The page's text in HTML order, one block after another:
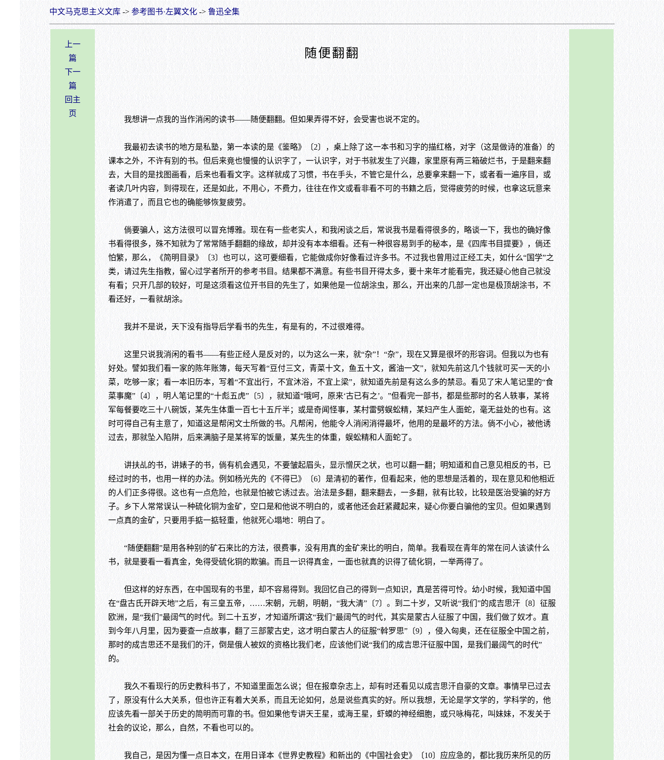
中文马克思主义文库 -> 参考图书·左翼文化 -> 鲁迅全集
上一
篇
下一
篇
回主
页
随便翻翻
我想讲一点我的当作消闲的读书——随便翻翻。但如果弄得不好，会受害也说不定的。
我最初去读书的地方是私塾，第一本读的是《鉴略》〔2〕，桌上除了这一本书和习字的描红格，对字（这是做诗的准备）的
课本之外，不许有别的书。但后来竟也慢慢的认识字了，一认识字，对于书就发生了兴趣，家里原有两三箱破烂书，于是翻来翻
去，大目的是找图画看，后来也看看文字。这样就成了习惯，书在手头，不管它是什么，总要拿来翻一下，或者看一遍序目，或
者读几叶内容，到得现在，还是如此，不用心，不费力，往往在作文或看非看不可的书籍之后，觉得疲劳的时候，也拿这玩意来
作消遣了，而且它也的确能够恢复疲劳。
倘要骗人，这方法很可以冒充博雅。现在有一些老实人，和我闲谈之后，常说我书是看得很多的，略谈一下，我也的确好像
书看得很多，殊不知就为了常常随手翻翻的缘故，却并没有本本细看。还有一种很容易到手的秘本，是《四库书目提要》，倘还
怕繁，那么，《简明目录》〔3〕也可以，这可要细看，它能做成你好像看过许多书。不过我也曾用过正经工夫，如什么“国学”之
类，请过先生指教，留心过学者所开的参考书目。结果都不满意。有些书目开得太多，要十来年才能看完，我还疑心他自己就没
有看；只开几部的较好，可是这须看这位开书目的先生了，如果他是一位胡涂虫，那么，开出来的几部一定也是极顶胡涂书，不
看还好，一看就胡涂。
我并不是说，天下没有指导后学看书的先生，有是有的，不过很难得。
这里只说我消闲的看书——有些正经人是反对的，以为这么一来，就“杂”！“杂”，现在又算是很坏的形容词。但我以为也有
好处。譬如我们看一家的陈年账簿，每天写着“豆付三文，青菜十文，鱼五十文，酱油一文”，就知先前这几个钱就可买一天的小
菜，吃够一家；看一本旧历本，写着“不宜出行，不宜沐浴，不宜上梁”，就知道先前是有这么多的禁忌。看见了宋人笔记里的“食
菜事魔”〔4〕，明人笔记里的“十彪五虎”〔5〕，就知道“哦呵，原来‘古已有之’。”但看完一部书，都是些那时的名人轶事，某将
军每餐要吃三十八碗饭，某先生体重一百七十五斤半；或是奇闻怪事，某村雷劈蜈蚣精，某妇产生人面蛇，毫无益处的也有。这
时可得自己有主意了，知道这是帮闲文士所做的书。凡帮闲，他能令人消闲消得最坏，他用的是最坏的方法。倘不小心，被他诱
过去，那就坠入陷阱，后来满脑子是某将军的饭量，某先生的体重，蜈蚣精和人面蛇了。
讲扶乩的书，讲婊子的书，倘有机会遇见，不要皱起眉头，显示憎厌之状，也可以翻一翻；明知道和自己意见相反的书，已
经过时的书，也用一样的办法。例如杨光先的《不得已》〔6〕是清初的著作，但看起来，他的思想是活着的，现在意见和他相近
的人们正多得很。这也有一点危险，也就是怕被它诱过去。治法是多翻，翻来翻去，一多翻，就有比较，比较是医治受骗的好方
子。乡下人常常误认一种硫化铜为金矿，空口是和他说不明白的，或者他还会赶紧藏起来，疑心你要白骗他的宝贝。但如果遇到
一点真的金矿，只要用手掂一掂轻重，他就死心塌地：明白了。
“随便翻翻”是用各种别的矿石来比的方法，很费事，没有用真的金矿来比的明白，简单。我看现在青年的常在问人该读什么
书，就是要看一看真金，免得受硫化铜的欺骗。而且一识得真金，一面也就真的识得了硫化铜，一举两得了。
但这样的好东西，在中国现有的书里，却不容易得到。我回忆自己的得到一点知识，真是苦得可怜。幼小时候，我知道中国
在“盘古氏开辟天地”之后，有三皇五帝，……宋朝，元朝，明朝，“我大清”〔7〕。到二十岁，又听说“我们”的成吉思汗〔8〕征服
欧洲，是“我们”最阔气的时代。到二十五岁，才知道所谓这“我们”最阔气的时代，其实是蒙古人征服了中国，我们做了奴才。直
到今年八月里，因为要查一点故事，翻了三部蒙古史，这才明白蒙古人的征服“斡罗思”〔9〕，侵入匈奥，还在征服全中国之前，
那时的成吉思还不是我们的汗，倒是俄人被奴的资格比我们老，应该他们说“我们的成吉思汗征服中国，是我们最阔气的时代”
的。
我久不看现行的历史教科书了，不知道里面怎么说；但在报章杂志上，却有时还看见以成吉思汗自豪的文章。事情早已过去
了，原没有什么大关系，但也许正有着大关系，而且无论如何，总是说些真实的好。所以我想，无论是学文学的，学科学的，他
应该先看一部关于历史的简明而可靠的书。但如果他专讲天王星，或海王星，虾蟆的神经细胞，或只咏梅花，叫妹妹，不发关于
社会的议论，那么，自然，不看也可以的。
我自己，是因为懂一点日本文，在用日译本《世界史教程》和新出的《中国社会史》〔10〕应应急的，都比我历来所见的历